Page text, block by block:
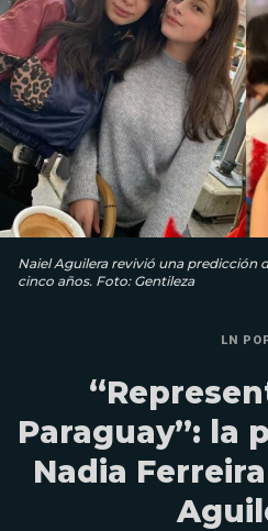
Naiel Aguilera revivió una predicción
cinco años. Foto: Gentileza
LN
Paraguay”: la
Nadia